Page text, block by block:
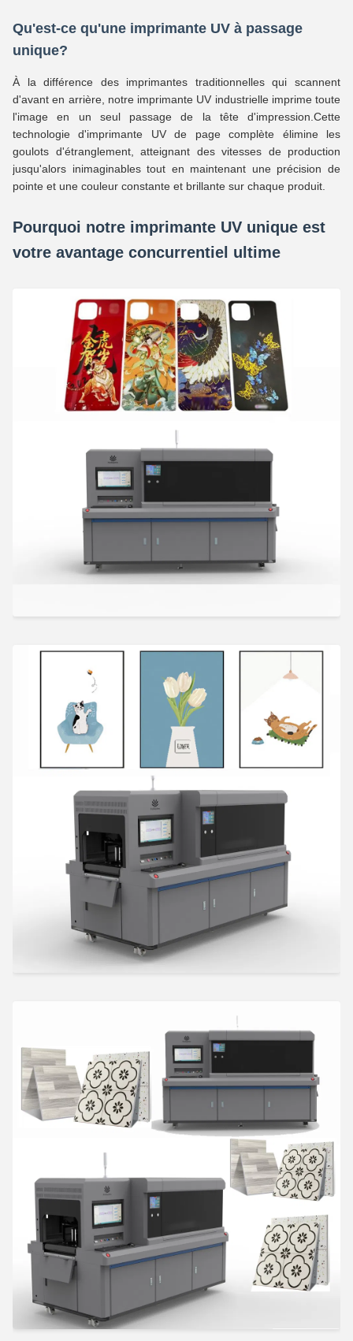
Qu'est-ce qu'une imprimante UV à passage
unique?
À la différence des imprimantes traditionnelles qui scannent
d'avant en arrière, notre imprimante UV industrielle imprime toute
l'image en un seul passage de la tête d'impression.Cette
technologie d'imprimante UV de page complète élimine les
goulots d'étranglement, atteignant des vitesses de production
jusqu'alors inimaginables tout en maintenant une précision de
pointe et une couleur constante et brillante sur chaque produit.
Pourquoi notre imprimante UV unique est
votre avantage concurrentiel ultime